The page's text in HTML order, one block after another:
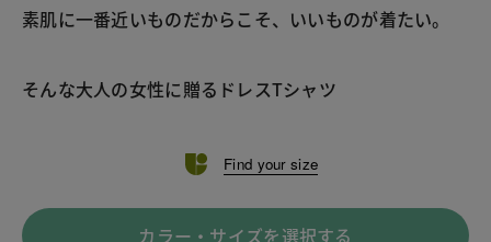
素肌に一番近いものだからこそ、いいものが着たい。
そんな大人の女性に贈るドレスTシャツ
Find your size
カラー・サイズを選択する